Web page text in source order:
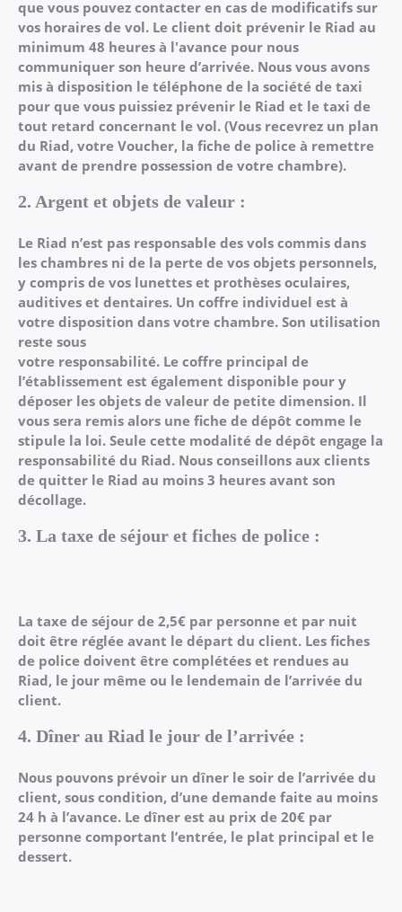
que vous pouvez contacter en cas de modificatifs sur
vos horaires de vol. Le client doit prévenir le Riad au
minimum 48 heures à l'avance pour nous
communiquer son heure d’arrivée. Nous vous avons
mis à disposition le téléphone de la société de taxi
pour que vous puissiez prévenir le Riad et le taxi de
tout retard concernant le vol. (Vous recevrez un plan
du Riad, votre Voucher, la fiche de police à remettre
avant de prendre possession de votre chambre).
2. Argent et objets de valeur :
Le Riad n’est pas responsable des vols commis dans
les chambres ni de la perte de vos objets personnels,
y compris de vos lunettes et prothèses oculaires,
auditives et dentaires. Un coffre individuel est à
votre disposition dans votre chambre. Son utilisation
reste sous
votre responsabilité. Le coffre principal de
l’établissement est également disponible pour y
déposer les objets de valeur de petite dimension. Il
vous sera remis alors une fiche de dépôt comme le
stipule la loi. Seule cette modalité de dépôt engage la
responsabilité du Riad. Nous conseillons aux clients
de quitter le Riad au moins 3 heures avant son
décollage.
3. La taxe de séjour et fiches de police :
La taxe de séjour de 2,5€ par personne et par nuit
doit être réglée avant le départ du client. Les fiches
de police doivent être complétées et rendues au
Riad, le jour même ou le lendemain de l’arrivée du
client.
4. Dîner au Riad le jour de l’arrivée :
Nous pouvons prévoir un dîner le soir de l’arrivée du
client, sous condition, d’une demande faite au moins
24 h à l’avance. Le dîner est au prix de 20€ par
personne comportant l’entrée, le plat principal et le
dessert.